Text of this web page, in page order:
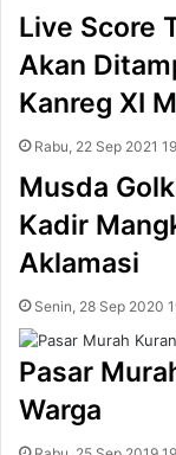
Live Score
Akan
Kanreg XI
Rabu, 22 Sep 2021
Musda
Kadir
Aklamasi
Senin, 28 Sep 2020
Pasar
Warga